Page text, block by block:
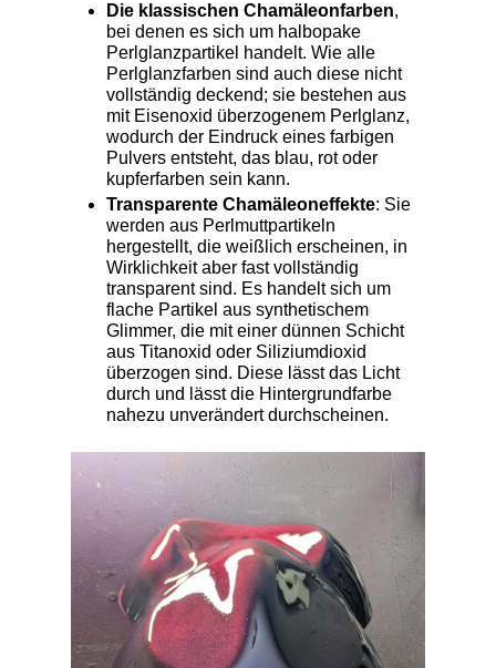
Die klassischen Chamäleonfarben,
bei denen es sich um halbopake
Perlglanzpartikel handelt. Wie alle
Perlglanzfarben sind auch diese nicht
vollständig deckend; sie bestehen aus
mit Eisenoxid überzogenem Perlglanz,
wodurch der Eindruck eines farbigen
Pulvers entsteht, das blau, rot oder
kupferfarben sein kann.
Transparente Chamäleoneffekte: Sie
werden aus Perlmuttpartikeln
hergestellt, die weißlich erscheinen, in
Wirklichkeit aber fast vollständig
transparent sind. Es handelt sich um
flache Partikel aus synthetischem
Glimmer, die mit einer dünnen Schicht
aus Titanoxid oder Siliziumdioxid
überzogen sind. Diese lässt das Licht
durch und lässt die Hintergrundfarbe
nahezu unverändert durchscheinen.